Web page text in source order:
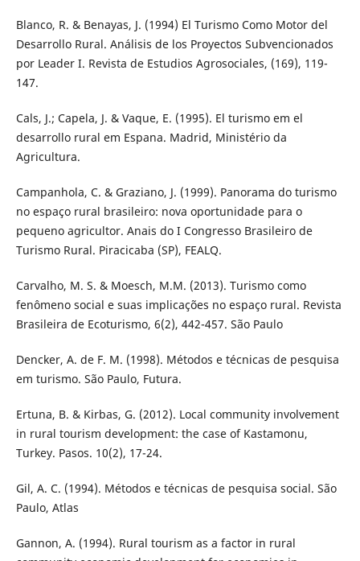
Blanco, R. & Benayas, J. (1994) El Turismo Como Motor del
Desarrollo Rural. Análisis de los Proyectos Subvencionados
por Leader I. Revista de Estudios Agrosociales, (169), 119-
147.
Cals, J.; Capela, J. & Vaque, E. (1995). El turismo em el
desarrollo rural em Espana. Madrid, Ministério da
Agricultura.
Campanhola, C. & Graziano, J. (1999). Panorama do turismo
no espaço rural brasileiro: nova oportunidade para o
pequeno agricultor. Anais do I Congresso Brasileiro de
Turismo Rural. Piracicaba (SP), FEALQ.
Carvalho, M. S. & Moesch, M.M. (2013). Turismo como
fenômeno social e suas implicações no espaço rural. Revista
Brasileira de Ecoturismo, 6(2), 442-457. São Paulo
Dencker, A. de F. M. (1998). Métodos e técnicas de pesquisa
em turismo. São Paulo, Futura.
Ertuna, B. & Kirbas, G. (2012). Local community involvement
in rural tourism development: the case of Kastamonu,
Turkey. Pasos. 10(2), 17-24.
Gil, A. C. (1994). Métodos e técnicas de pesquisa social. São
Paulo, Atlas
Gannon, A. (1994). Rural tourism as a factor in rural